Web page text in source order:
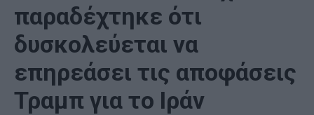
παραδέχτηκε ότι
δυσκολεύεται να
επηρεάσει τις αποφάσεις
Τραμπ για το Ιράν